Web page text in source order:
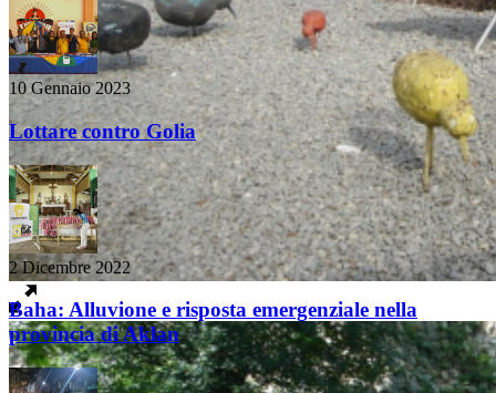
10 Gennaio 2023
Lottare contro Golia
2 Dicembre 2022
Baha: Alluvione e risposta emergenziale nella
provincia di Aklan